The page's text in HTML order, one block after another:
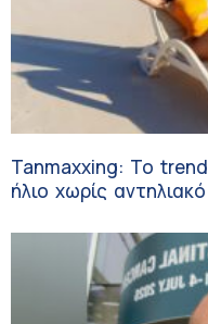
Tanmaxxing: To
ήλιο χωρίς αντηλιακό